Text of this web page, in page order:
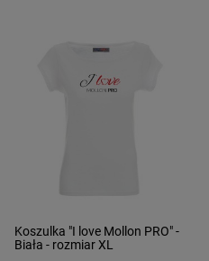
Koszulka "I love Mollon PRO" -
Biała - rozmiar XL